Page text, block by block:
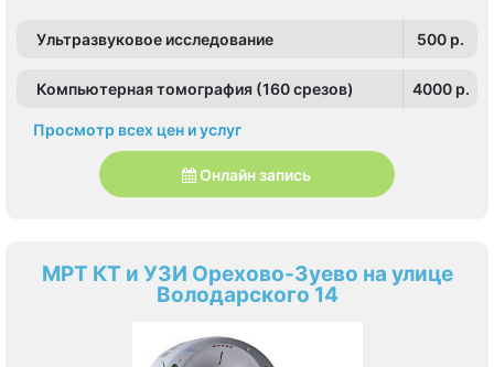
Ультразвуковое исследование 500 p.
Компьютерная томография (160 срезов) 4000 p.
Просмотр всех цен и услуг
Онлайн запись
МРТ КТ и УЗИ Орехово-Зуево на улице
Володарского 14